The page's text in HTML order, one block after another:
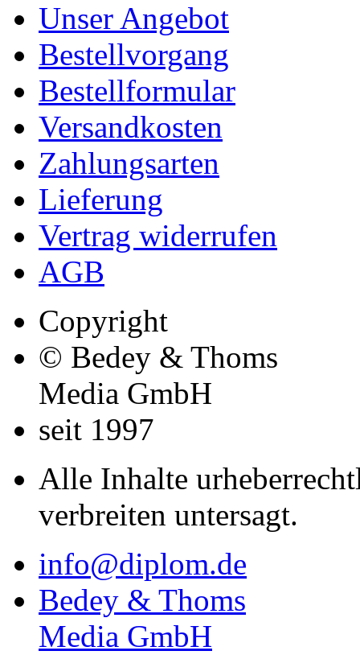
Unser Angebot
Bestellvorgang
Bestellformular
Versandkosten
Zahlungsarten
Lieferung
Vertrag widerrufen
AGB
Copyright
© Bedey & Thoms
Media GmbH
seit 1997
Alle Inhalte
verbreiten untersagt.
info@diplom.de
Bedey & Thoms
Media GmbH